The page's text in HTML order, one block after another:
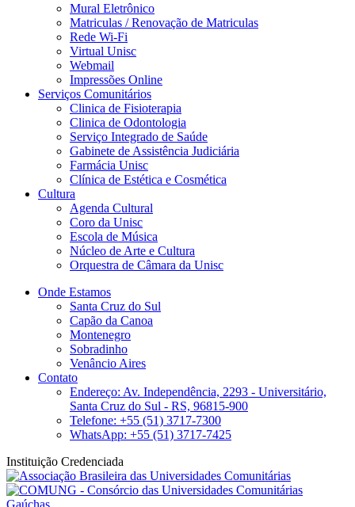
Mural Eletrônico
Matriculas / Renovação de Matriculas
Rede Wi-Fi
Virtual Unisc
Webmail
Impressões Online
Serviços Comunitários
Clinica de Fisioterapia
Clinica de Odontologia
Serviço Integrado de Saúde
Gabinete de Assistência Judiciária
Farmácia Unisc
Clínica de Estética e Cosmética
Cultura
Agenda Cultural
Coro da Unisc
Escola de Música
Núcleo de Arte e Cultura
Orquestra de Câmara da Unisc
Onde Estamos
Santa Cruz do Sul
Capão da Canoa
Montenegro
Sobradinho
Venâncio Aires
Contato
Endereço: Av. Independência, 2293 - Universitário,
Santa Cruz do Sul - RS, 96815-900
Telefone: +55 (51) 3717-7300
WhatsApp: +55 (51) 3717-7425
Instituição Credenciada